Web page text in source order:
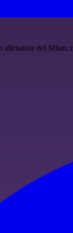
del Milan: